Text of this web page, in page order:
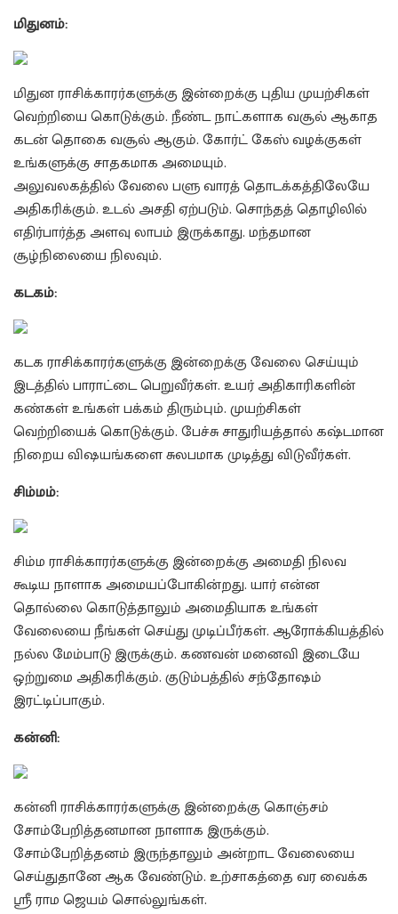
மிதுனம்:
மிதுன ராசிக்காரர்களுக்கு இன்றைக்கு புதிய முயற்சிகள்
வெற்றியை கொடுக்கும். நீண்ட நாட்களாக வசூல் ஆகாத
கடன் தொகை வசூல் ஆகும். கோர்ட் கேஸ் வழக்குகள்
உங்களுக்கு சாதகமாக அமையும்.
அலுவலகத்தில் வேலை பளு வாரத் தொடக்கத்திலேயே
அதிகரிக்கும். உடல் அசதி ஏற்படும். சொந்தத் தொழிலில்
எதிர்பார்த்த அளவு லாபம் இருக்காது. மந்தமான
சூழ்நிலையை நிலவும்.
கடகம்:
கடக ராசிக்காரர்களுக்கு இன்றைக்கு வேலை செய்யும்
இடத்தில் பாராட்டை பெறுவீர்கள். உயர் அதிகாரிகளின்
கண்கள் உங்கள் பக்கம் திரும்பும். முயற்சிகள்
வெற்றியைக் கொடுக்கும். பேச்சு சாதுரியத்தால் கஷ்டமான
நிறைய விஷயங்களை சுலபமாக முடித்து விடுவீர்கள்.
சிம்மம்:
சிம்ம ராசிக்காரர்களுக்கு இன்றைக்கு அமைதி நிலவ
கூடிய நாளாக அமையப்போகின்றது. யார் என்ன
தொல்லை கொடுத்தாலும் அமைதியாக உங்கள்
வேலையை நீங்கள் செய்து முடிப்பீர்கள். ஆரோக்கியத்தில்
நல்ல மேம்பாடு இருக்கும். கணவன் மனைவி இடையே
ஒற்றுமை அதிகரிக்கும். குடும்பத்தில் சந்தோஷம்
இரட்டிப்பாகும்.
கன்னி:
கன்னி ராசிக்காரர்களுக்கு இன்றைக்கு கொஞ்சம்
சோம்பேறித்தனமான நாளாக இருக்கும்.
சோம்பேறித்தனம் இருந்தாலும் அன்றாட வேலையை
செய்துதானே ஆக வேண்டும். உற்சாகத்தை வர வைக்க
ஸ்ரீ ராம ஜெயம் சொல்லுங்கள்.